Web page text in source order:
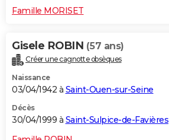
Famille MORISET
Gisele ROBIN (57 ans)
Créer une cagnotte obsèques
Naissance
03/04/1942 à Saint-Ouen-sur-Seine
Décès
30/04/1999 à Saint-Sulpice-de-Favières